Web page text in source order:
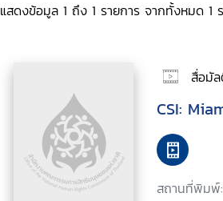
แสดงข้อมูล 1 ถึง 1 รายการ จากทั้งหมด 1
สื่อมั
CSI:
สถานที่พิมพ์: